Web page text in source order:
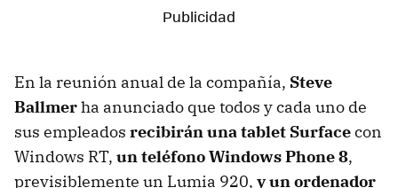
En la reunión anual de la compañía, Steve
Ballmerha anunciado que todos y cada uno de
sus empleados recibirán una tablet Surfacecon
Windows RT, un teléfono Windows Phone 8,
previsiblemente un Lumia 920, y un ordenador